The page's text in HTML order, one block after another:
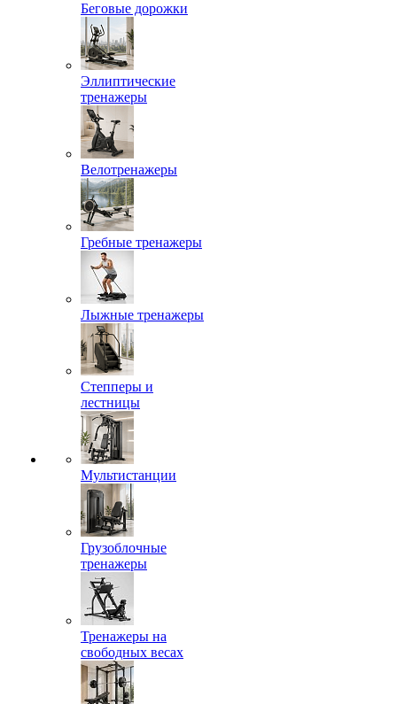
Беговые дорожки
Эллиптические
тренажеры
Велотренажеры
Гребные тренажеры
Лыжные тренажеры
Степперы и
лестницы
Мультистанции
Грузоблочные
тренажеры
Тренажеры на
свободных весах